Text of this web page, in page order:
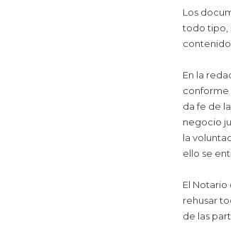
Los
todo tipo,
En la
conforme
da fe de
negocio
la
ello se
El
rehusar
de las